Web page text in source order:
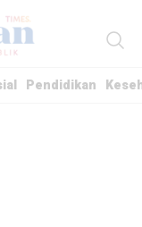
Pendidikan